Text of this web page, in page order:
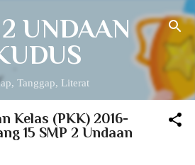
ke konten utama
UNDAAN
Tanggap, Literat
Kelas (PKK) 2016-
15 SMP 2 Undaan